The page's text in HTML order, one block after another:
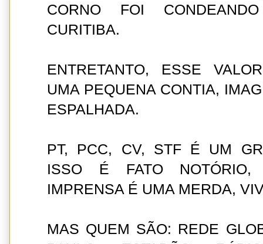
CORNO FOI
CURITIBA.
ENTRETANTO, ESSE
UMA PEQUENA CONTIA,
ESPALHADA.
PT, PCC, CV, STF É UM
ISSO É FATO NOTÓRIO,
IMPRENSA É UMA MERDA,
MAS QUEM SÃO: REDE